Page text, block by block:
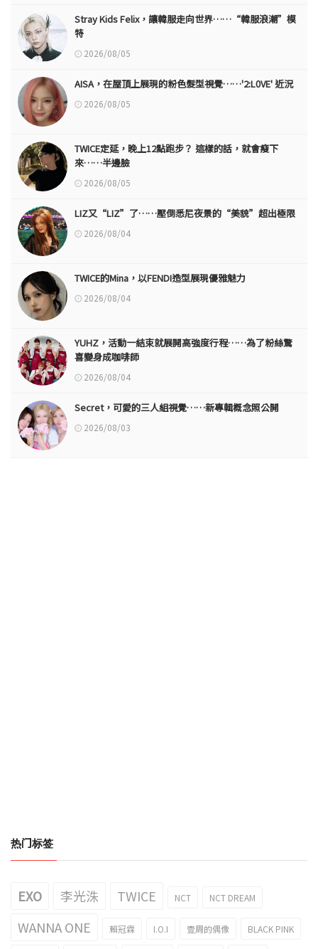
Stray Kids Felix，讓韓服走向世界……“韓服浪潮”模
特
2026/08/05
AISA，在屋頂上展現的粉色髮型視覺……'2:L0VE' 近況
2026/08/05
TWICE定延，晚上12點跑步？ 這樣的話，就會瘦下
來……半邊臉
2026/08/05
LIZ又“LIZ”了……壓倒悉尼夜景的“美貌”超出極限
2026/08/04
TWICE的Mina，以FENDI造型展現優雅魅力
2026/08/04
YUHZ，活動一結束就展開高強度行程……為了粉絲驚
喜變身成咖啡師
2026/08/04
Secret，可愛的三人組視覺……新專輯概念照公開
2026/08/03
热门标签
EXO 李光洙 TWICE NCT NCT DREAM
WANNA ONE 賴冠霖 I.O.I 壹周的偶像 BLACK PINK